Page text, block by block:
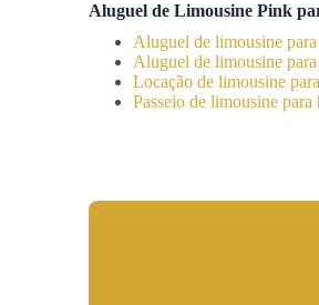
Aluguel de Limousine Pink
Aluguel de limousine
Aluguel de limousine
Locação de limousine
Passeio de limousine